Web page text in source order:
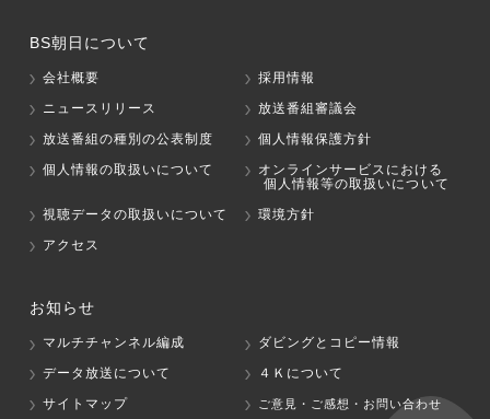
BS朝日について
会社概要
採用情報
ニュースリリース
放送番組審議会
放送番組の種別の公表制度
個人情報保護方針
個人情報の取扱いについて
オンラインサービスにおける
個人情報等の取扱いについて
視聴データの取扱いについて
環境方針
アクセス
お知らせ
マルチチャンネル編成
ダビングとコピー情報
データ放送について
４Ｋについて
サイトマップ
ご意見・ご感想・お問い合わせ